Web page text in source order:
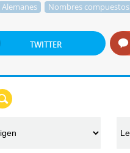
Alemanes Nombres compuestos
TWITTER